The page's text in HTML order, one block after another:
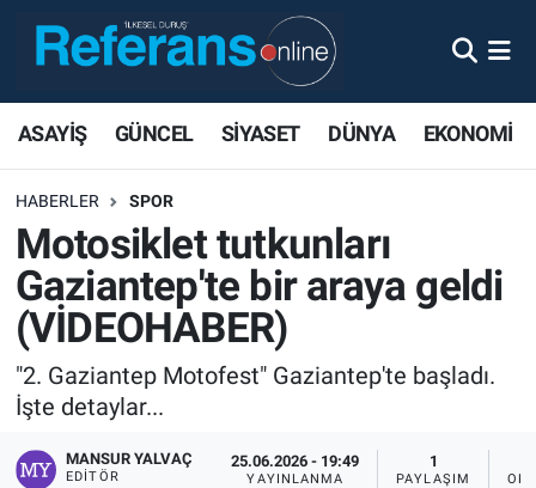
ASAYİŞ GÜNCEL SİYASET DÜNYA EKONOMİ
HABERLER SPOR
Motosiklet tutkunları
Gaziantep'te bir araya geldi
(VİDEOHABER)
"2. Gaziantep Motofest" Gaziantep'te başladı.
İşte detaylar...
MANSUR YALVAÇ
EDITÖR
25.06.2026 - 19:49
YAYINLANMA
1
PAYLAŞIM